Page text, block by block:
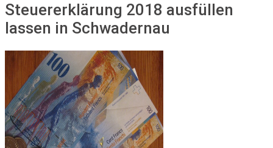
Steuererklärung 2018 ausfüllen
lassen in Schwadernau